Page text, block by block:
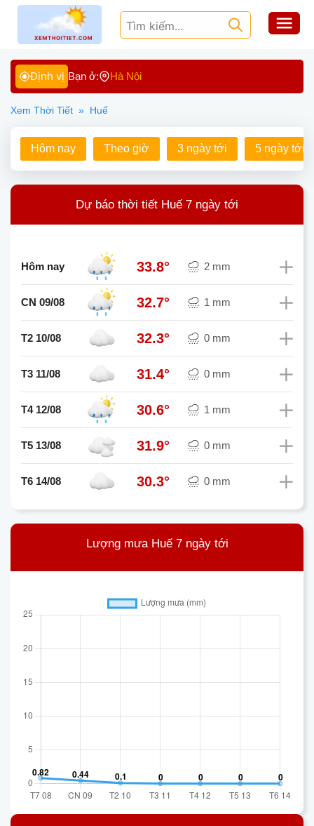
Định vị Bạn ở: Hà Nội
Xem Thời Tiết » Huế
Hôm nay Theo giờ 3 ngày tới 5 ngày tới
Dự báo thời tiết Huế 7 ngày tới
Hôm nay 33.8° 2 mm
CN 09/08 32.7° 1 mm
T2 10/08 32.3° 0 mm
T3 11/08 31.4° 0 mm
T4 12/08 30.6° 1 mm
T5 13/08 31.9° 0 mm
T6 14/08 30.3° 0 mm
Lượng mưa Huế 7 ngày tới